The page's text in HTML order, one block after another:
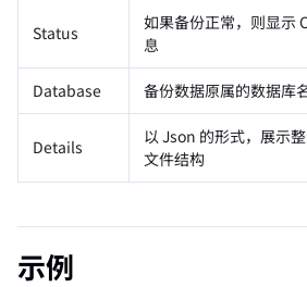
Status
如果备份正常，则显示
息
Database 备份数据原属的数据库
Details
以 Json 的形式，展示
文件结构
示例